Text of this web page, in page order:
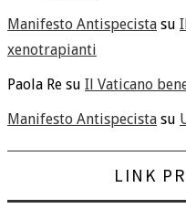
Manifesto Antispecista su
xenotrapianti
Paola Re su Il Vaticano
Manifesto Antispecista su
LINK